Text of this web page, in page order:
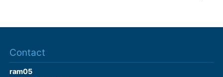
Contact
ram05